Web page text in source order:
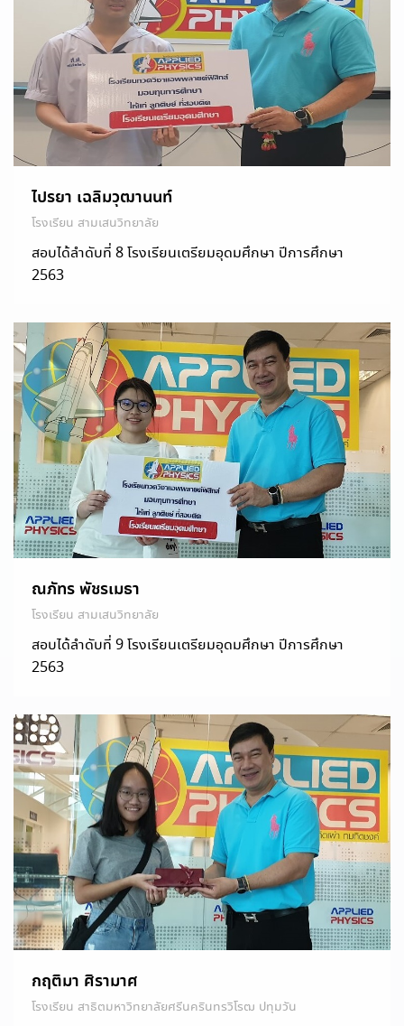
ไปรยา เฉลิมวุฒานนท์
โรงเรียน สามเสนวิทยาลัย
สอบได้ลำดับที่ 8 โรงเรียนเตรียมอุดมศึกษา ปีการศึกษา
2563
ณภัทร พัชรเมธา
โรงเรียน สามเสนวิทยาลัย
สอบได้ลำดับที่ 9 โรงเรียนเตรียมอุดมศึกษา ปีการศึกษา
2563
กฤติมา ศิรามาศ
โรงเรียน สาธิตมหาวิทยาลัยศรีนครินทรวิโรฒ ปทุมวัน